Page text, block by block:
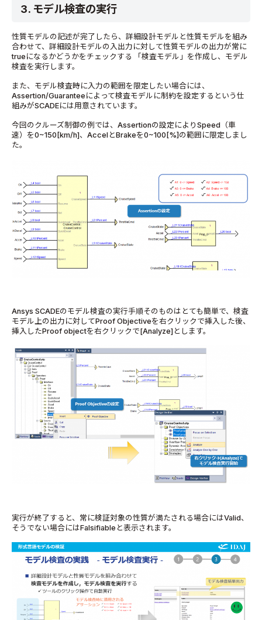
3. モデル検査の実行
性質モデルの記述が完了したら、詳細設計モデルと性質モデルを組み
合わせて、詳細設計モデルの入出力に対して性質モデルの出力が常に
trueになるかどうかをチェックする 「検査モデル」を作成し、モデル
検査を実行します。
また、モデル検査時に入力の範囲を限定したい場合には、
Assertion/Guaranteeによって検査モデルに制約を設定するという仕
組みがSCADEには用意されています。
今回のクルーズ制御の例では、Assertionの設定によりSpeed（車
速）を0~150[km/h]、AccelとBrakeを0~100[%]の範囲に限定しまし
た。
Ansys SCADEのモデル検査の実行手順そのものはとても簡単で、検査
モデル上の出力に対してProof Objectiveを右クリックで挿入した後、
挿入したProof objectを右クリックで[Analyze]とします。
実行が終了すると、常に検証対象の性質が満たされる場合にはValid、
そうでない場合にはFalsifiableと表示されます。